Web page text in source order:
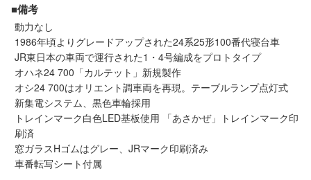
走行エリア別 鉄道模型車両リスト
北海道・東北 関東
中部
中国・四国
■備考
動力なし
1986年頃よりグレードアップされた24系25形100番代寝台車
JR東日本の車両で運行された1・4号編成をプロトタイプ
オハネ24 700「カルテット」新規製作
オシ24 700はオリエント調車両を再現。テーブルランプ点灯式
新集電システム、黒色車輪採用
トレインマーク白色LED基板使用 「あさかぜ」トレインマーク印
刷済
窓ガラスHゴムはグレー、JRマーク印刷済み
車番転写シート付属